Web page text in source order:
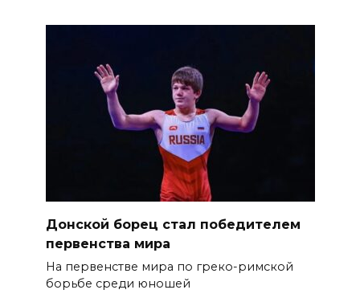
Донской борец стал победителем
первенства мира
На первенстве мира по греко-римской
борьбе среди юношей